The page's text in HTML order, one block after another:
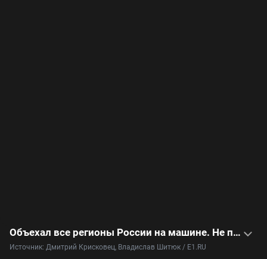
Объехал все регионы России на машине. Не поверите, сколько это стоило — видео
Источник: Дмитрий Крисковец, Владислав Шитюк / E1.RU